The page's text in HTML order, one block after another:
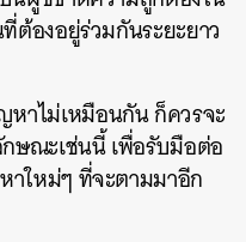
องอยู่ร่วมกันระยะยาว
าไม่เหมือนกัน ก็ควรจะ
ษณะเช่นนี้ เพื่อรับมือต่อ
ใหม่ๆ ที่จะตามมาอีก